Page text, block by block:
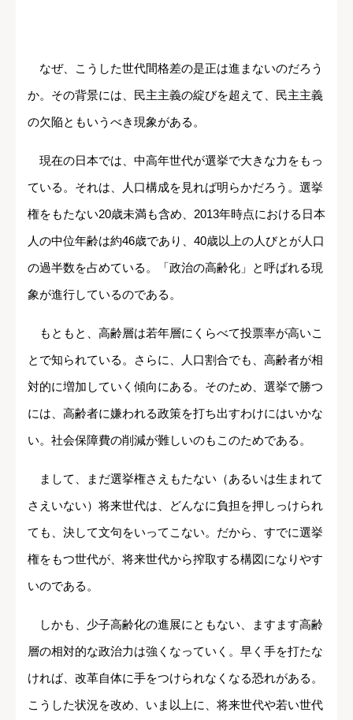
なぜ、こうした世代間格差の是正は進まないのだろう
か。その背景には、民主主義の綻びを超えて、民主主義
の欠陥ともいうべき現象がある。
現在の日本では、中高年世代が選挙で大きな力をもっ
ている。それは、人口構成を見れば明らかだろう。選挙
権をもたない20歳未満も含め、2013年時点における日本
人の中位年齢は約46歳であり、40歳以上の人びとが人口
の過半数を占めている。「政治の高齢化」と呼ばれる現
象が進行しているのである。
もともと、高齢層は若年層にくらべて投票率が高いこ
とで知られている。さらに、人口割合でも、高齢者が相
対的に増加していく傾向にある。そのため、選挙で勝つ
には、高齢者に嫌われる政策を打ち出すわけにはいかな
い。社会保障費の削減が難しいのもこのためである。
まして、まだ選挙権さえもたない（あるいは生まれて
さえいない）将来世代は、どんなに負担を押しっけられ
ても、決して文句をいってこない。だから、すでに選挙
権をもつ世代が、将来世代から搾取する構図になりやす
いのである。
しかも、少子高齢化の進展にともない、ますます高齢
層の相対的な政治力は強くなっていく。早く手を打たな
ければ、改革自体に手をつけられなくなる恐れがある。
こうした状況を改め、いま以上に、将来世代や若い世代